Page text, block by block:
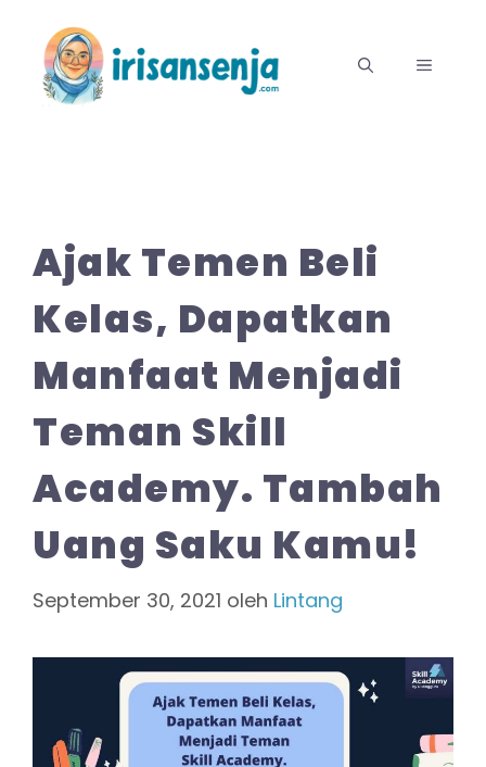
MENU
Ajak Temen Beli
Kelas, Dapatkan
Manfaat Menjadi
Teman Skill
Academy. Tambah
Uang Saku Kamu!
September 30, 2021 oleh Lintang